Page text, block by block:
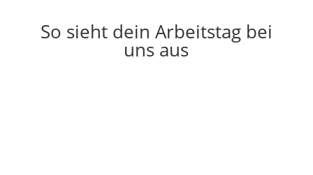
So sieht dein Arbeitstag bei
uns aus